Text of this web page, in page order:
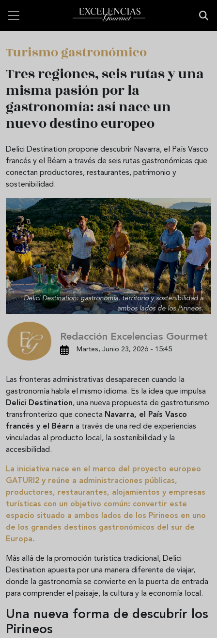
Turismo gastronómico
Tres regiones, seis rutas y una
misma pasión por la
gastronomía: así nace un
nuevo destino europeo
Delici Destination propone descubrir Navarra, el País Vasco
francés y el Béarn a través de seis rutas gastronómicas que
conectan productores, restaurantes, patrimonio y
sostenibilidad.
Delici Destination: gastronomía, territorio y sostenibilidad a
ambos lados de los Pirineos.
Redacción Excelencias Gourmet
Martes, Junio 23, 2026 - 15:45
Las fronteras administrativas desaparecen cuando la
gastronomía habla el mismo idioma. Es la idea que impulsa
Delici Destination, una nueva propuesta de gastroturismo
transfronterizo que conecta Navarra, el País Vasco
francés y el Béarn a través de una red de experiencias
vinculadas al producto local, la sostenibilidad y la
accesibilidad.
La iniciativa nace en el marco del proyecto europeo
GATURI2 y reúne a administraciones públicas,
productores, restaurantes, alojamientos y empresas
turísticas con un objetivo común: convertir este
espacio situado a ambos lados de los Pirineos en uno
de los grandes destinos gastronómicos del sur de
Europa.
Más allá de la promoción turística tradicional, Delici
Destination apuesta por una manera diferente de viajar,
donde la gastronomía se convierte en la puerta de entrada
para comprender el paisaje, la cultura y la economía local.
Una nueva forma de descubrir los
Pirineos